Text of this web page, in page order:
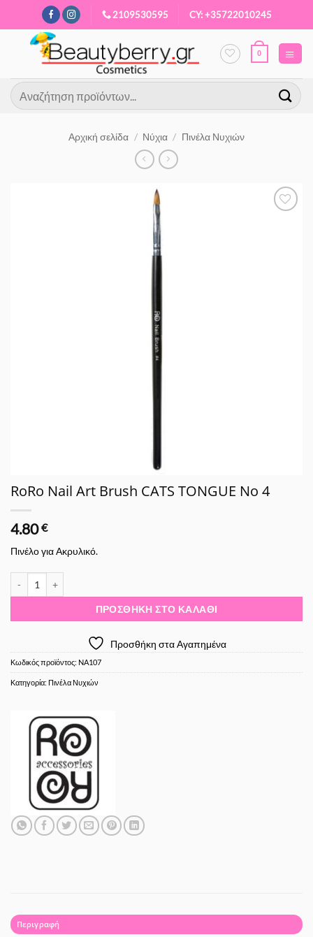
Μετάβαση
περιεχόμενο
2109530595 CY: +35722010245
0
Αναζήτηση
για:
Αρχική σελίδα / Νύχια / Πινέλα Νυχιών
RoRo Nail Art Brush CATS TONGUE No 4
4.80€
Πινέλο για Ακρυλικό.
ΠΡΟΣΘΉΚΗ ΣΤΟ ΚΑΛΆΘΙ
Προσθήκη στα Αγαπημένα
Κωδικός προϊόντος: NA107
Κατηγορία: Πινέλα Νυχιών
Περιγραφή